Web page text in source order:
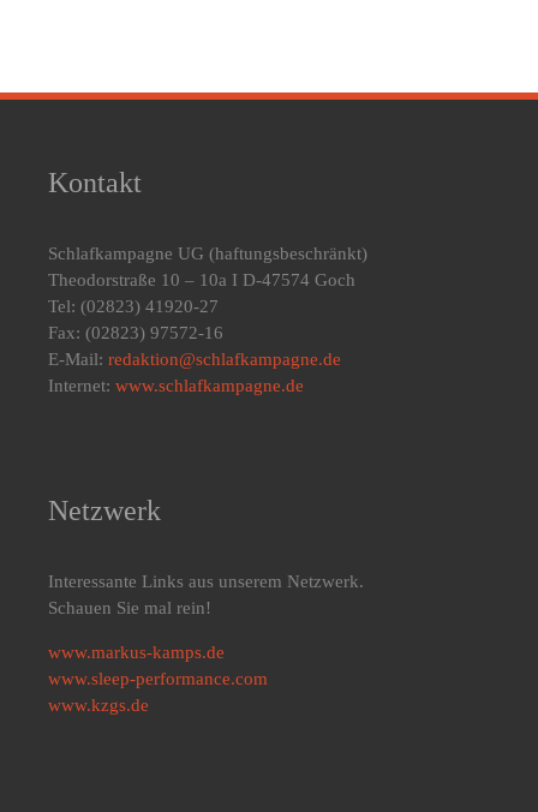
Kontakt
Schlafkampagne UG (haftungsbeschränkt)
Theodorstraße 10 – 10a I D-47574 Goch
Tel: (02823) 41920-27
Fax: (02823) 97572-16
E-Mail: redaktion@schlafkampagne.de
Internet: www.schlafkampagne.de
Netzwerk
Interessante Links aus unserem Netzwerk.
Schauen Sie mal rein!
www.markus-kamps.de
www.sleep-performance.com
www.kzgs.de